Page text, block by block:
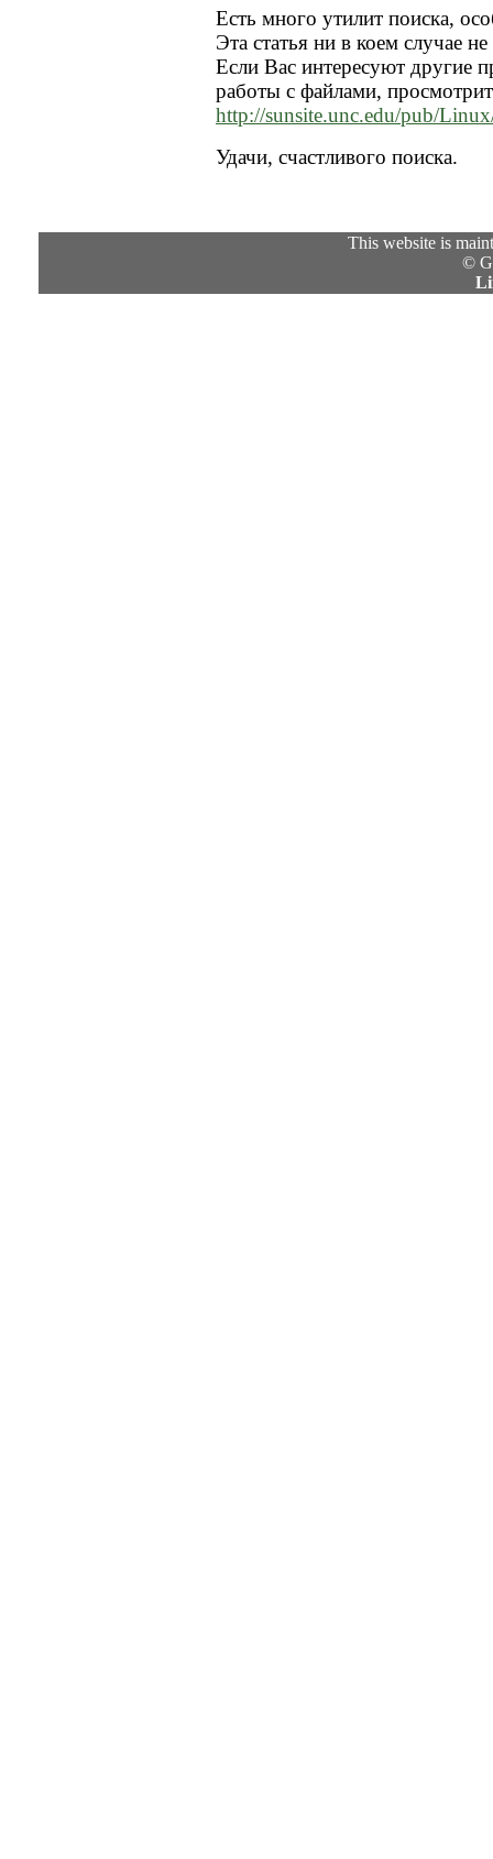
Есть много утилит поиска,
Эта статья ни в коем случае
Если Вас интересуют другие
работы с файлами,
http://sunsite.unc.edu/pub/
Удачи, счастливого поиска.
This website is
©